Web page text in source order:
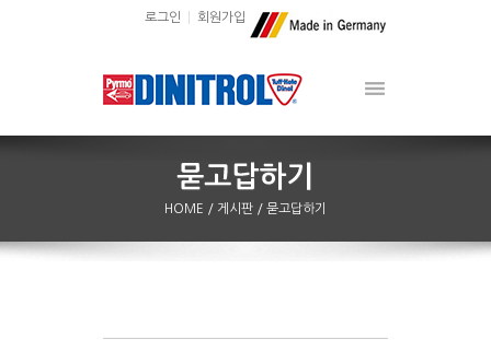
로그인 회원가입
HOME / 게시판 / 묻고답하기